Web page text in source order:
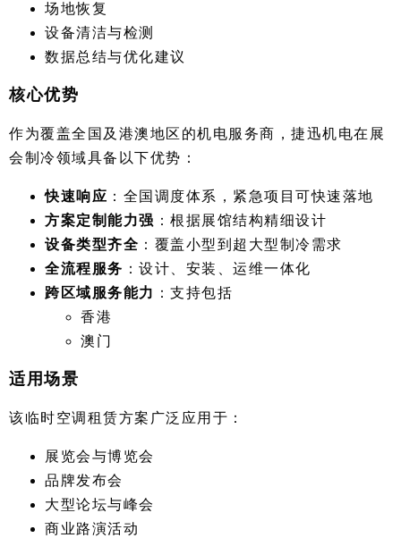
场地恢复
设备清洁与检测
数据总结与优化建议
核心优势
作为覆盖全国及港澳地区的机电服务商，捷迅机电在展
会制冷领域具备以下优势：
快速响应 ：全国调度体系，紧急项目可快速落地
方案定制能力强 ：根据展馆结构精细设计
设备类型齐全 ：覆盖小型到超大型制冷需求
全流程服务 ：设计、安装、运维一体化
跨区域服务能力 ：支持包括
香港
澳门
适用场景
该临时空调租赁方案广泛应用于：
展览会与博览会
品牌发布会
大型论坛与峰会
商业路演活动